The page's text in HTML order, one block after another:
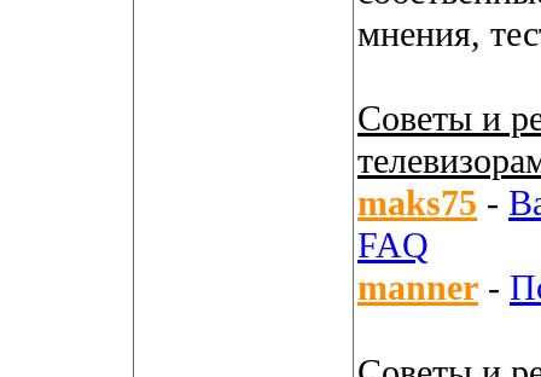
мнения,
Советы и
maks75 -
FAQ
manner -